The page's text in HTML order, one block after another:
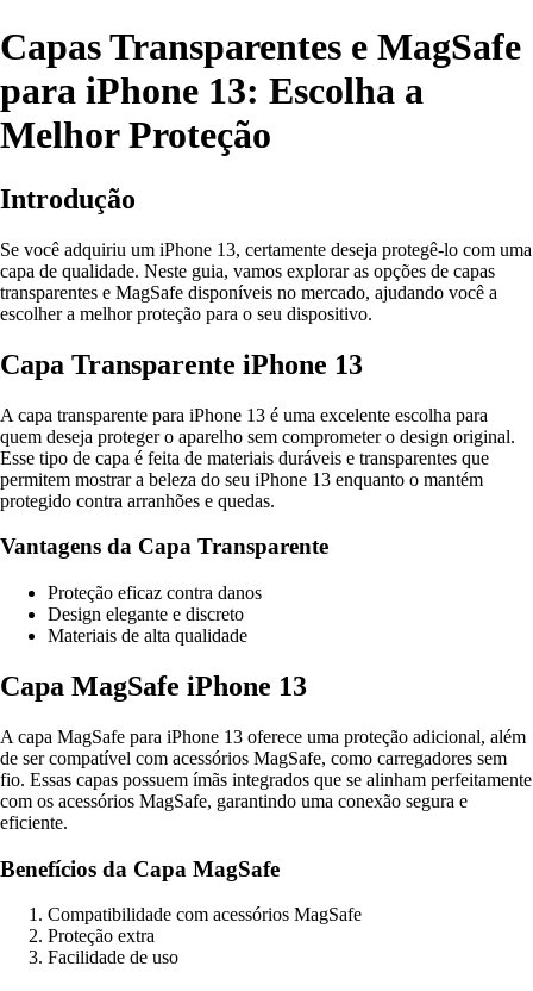
Capas Transparentes e MagSafe
para iPhone 13: Escolha a
Melhor Proteção
Introdução
Se você adquiriu um iPhone 13, certamente deseja protegê-lo com uma
capa de qualidade. Neste guia, vamos explorar as opções de capas
transparentes e MagSafe disponíveis no mercado, ajudando você a
escolher a melhor proteção para o seu dispositivo.
Capa Transparente iPhone 13
A capa transparente para iPhone 13 é uma excelente escolha para
quem deseja proteger o aparelho sem comprometer o design original.
Esse tipo de capa é feita de materiais duráveis e transparentes que
permitem mostrar a beleza do seu iPhone 13 enquanto o mantém
protegido contra arranhões e quedas.
Vantagens da Capa Transparente
Proteção eficaz contra danos
Design elegante e discreto
Materiais de alta qualidade
Capa MagSafe iPhone 13
A capa MagSafe para iPhone 13 oferece uma proteção adicional, além
de ser compatível com acessórios MagSafe, como carregadores sem
fio. Essas capas possuem ímãs integrados que se alinham perfeitamente
com os acessórios MagSafe, garantindo uma conexão segura e
eficiente.
Benefícios da Capa MagSafe
Compatibilidade com acessórios MagSafe
Proteção extra
Facilidade de uso